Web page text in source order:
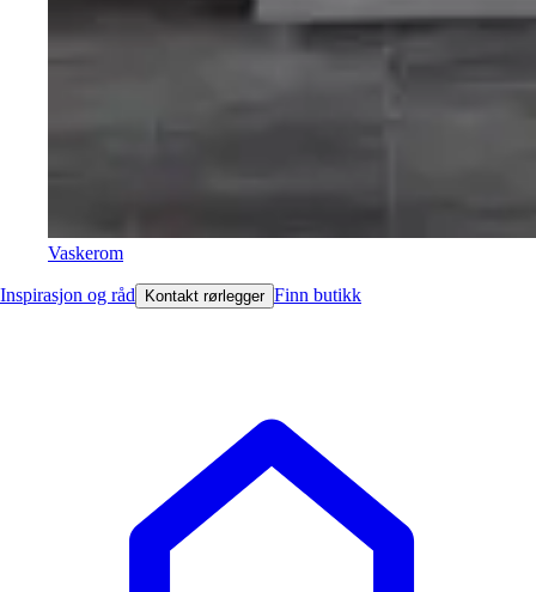
Vaskerom
Inspirasjon og råd Kontakt rørlegger Finn butikk